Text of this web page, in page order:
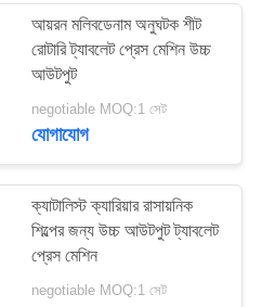
আয়রন মলিবডেনাম অনুঘটক শীট
রোটারি ট্যাবলেট প্রেস মেশিন উচ্চ
আউটপুট
negotiable MOQ:1 সেট
যোগাযোগ
ক্যাটালিস্ট ক্যারিয়ার রাসায়নিক
শিল্পের জন্য উচ্চ আউটপুট ট্যাবলেট
প্রেস মেশিন
negotiable MOQ:1 সেট